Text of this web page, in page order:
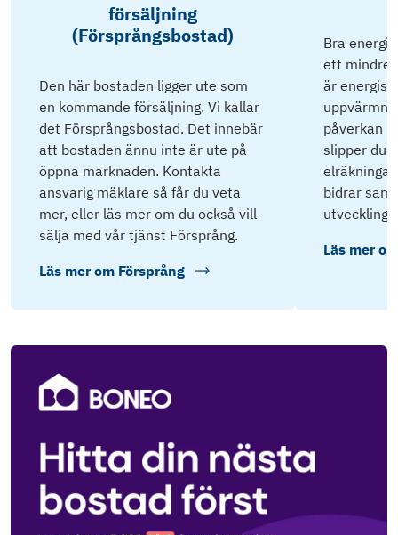
försäljning
(Försprångsbostad)
Den här bostaden ligger ute som
en kommande försäljning. Vi kallar
det Försprångsbostad. Det innebär
att bostaden ännu inte är ute på
öppna marknaden. Kontakta
ansvarig mäklare så får du veta
mer, eller läs mer om du också vill
sälja med vår tjänst Försprång.
Läs mer om Försprång
Bra
ett mindre
är
påverkan
slipper du
bidrar
utveckling.
Läs mer om